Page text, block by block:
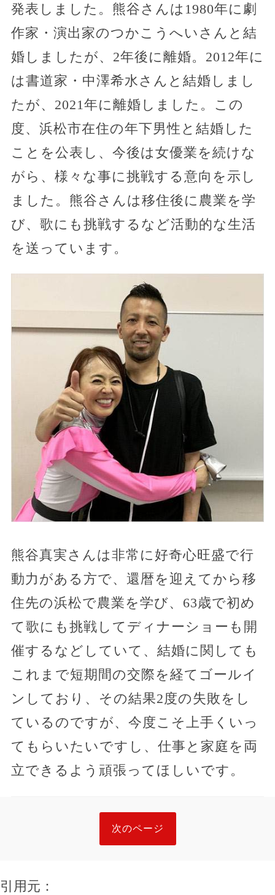
発表しました。熊谷さんは1980年に劇
作家・演出家のつかこうへいさんと結
婚しましたが、2年後に離婚。2012年に
は書道家・中澤希水さんと結婚しまし
たが、2021年に離婚しました。この
度、浜松市在住の年下男性と結婚した
ことを公表し、今後は女優業を続けな
がら、様々な事に挑戦する意向を示し
ました。熊谷さんは移住後に農業を学
び、歌にも挑戦するなど活動的な生活
を送っています。
熊谷真実さんは非常に好奇心旺盛で行
動力がある方で、還暦を迎えてから移
住先の浜松で農業を学び、63歳で初め
て歌にも挑戦してディナーショーも開
催するなどしていて、結婚に関しても
これまで短期間の交際を経てゴールイ
ンしており、その結果2度の失敗をし
ているのですが、今度こそ上手くいっ
てもらいたいですし、仕事と家庭を両
立できるよう頑張ってほしいです。
次のページ
引用元：